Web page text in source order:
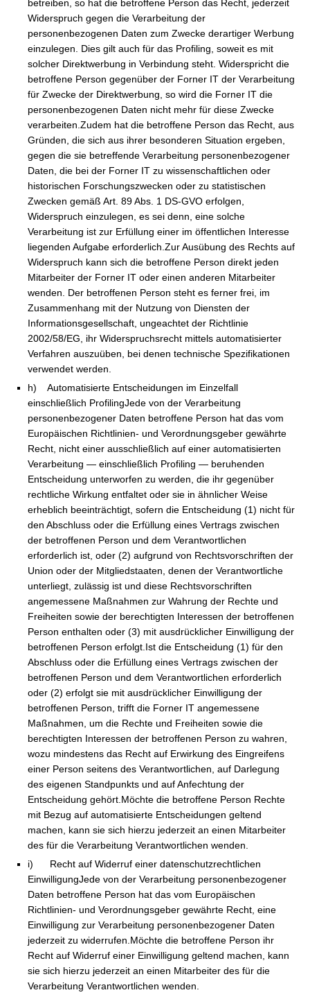
betreiben, so hat die betroffene Person das Recht, jederzeit
Widerspruch gegen die Verarbeitung der
personenbezogenen Daten zum Zwecke derartiger Werbung
einzulegen. Dies gilt auch für das Profiling, soweit es mit
solcher Direktwerbung in Verbindung steht. Widerspricht die
betroffene Person gegenüber der Forner IT der Verarbeitung
für Zwecke der Direktwerbung, so wird die Forner IT die
personenbezogenen Daten nicht mehr für diese Zwecke
verarbeiten.Zudem hat die betroffene Person das Recht, aus
Gründen, die sich aus ihrer besonderen Situation ergeben,
gegen die sie betreffende Verarbeitung personenbezogener
Daten, die bei der Forner IT zu wissenschaftlichen oder
historischen Forschungszwecken oder zu statistischen
Zwecken gemäß Art. 89 Abs. 1 DS-GVO erfolgen,
Widerspruch einzulegen, es sei denn, eine solche
Verarbeitung ist zur Erfüllung einer im öffentlichen Interesse
liegenden Aufgabe erforderlich.Zur Ausübung des Rechts auf
Widerspruch kann sich die betroffene Person direkt jeden
Mitarbeiter der Forner IT oder einen anderen Mitarbeiter
wenden. Der betroffenen Person steht es ferner frei, im
Zusammenhang mit der Nutzung von Diensten der
Informationsgesellschaft, ungeachtet der Richtlinie
2002/58/EG, ihr Widerspruchsrecht mittels automatisierter
Verfahren auszuüben, bei denen technische Spezifikationen
verwendet werden.
h) Automatisierte Entscheidungen im Einzelfall
einschließlich ProfilingJede von der Verarbeitung
personenbezogener Daten betroffene Person hat das vom
Europäischen Richtlinien- und Verordnungsgeber gewährte
Recht, nicht einer ausschließlich auf einer automatisierten
Verarbeitung — einschließlich Profiling — beruhenden
Entscheidung unterworfen zu werden, die ihr gegenüber
rechtliche Wirkung entfaltet oder sie in ähnlicher Weise
erheblich beeinträchtigt, sofern die Entscheidung (1) nicht für
den Abschluss oder die Erfüllung eines Vertrags zwischen
der betroffenen Person und dem Verantwortlichen
erforderlich ist, oder (2) aufgrund von Rechtsvorschriften der
Union oder der Mitgliedstaaten, denen der Verantwortliche
unterliegt, zulässig ist und diese Rechtsvorschriften
angemessene Maßnahmen zur Wahrung der Rechte und
Freiheiten sowie der berechtigten Interessen der betroffenen
Person enthalten oder (3) mit ausdrücklicher Einwilligung der
betroffenen Person erfolgt.Ist die Entscheidung (1) für den
Abschluss oder die Erfüllung eines Vertrags zwischen der
betroffenen Person und dem Verantwortlichen erforderlich
oder (2) erfolgt sie mit ausdrücklicher Einwilligung der
betroffenen Person, trifft die Forner IT angemessene
Maßnahmen, um die Rechte und Freiheiten sowie die
berechtigten Interessen der betroffenen Person zu wahren,
wozu mindestens das Recht auf Erwirkung des Eingreifens
einer Person seitens des Verantwortlichen, auf Darlegung
des eigenen Standpunkts und auf Anfechtung der
Entscheidung gehört.Möchte die betroffene Person Rechte
mit Bezug auf automatisierte Entscheidungen geltend
machen, kann sie sich hierzu jederzeit an einen Mitarbeiter
des für die Verarbeitung Verantwortlichen wenden.
i) Recht auf Widerruf einer datenschutzrechtlichen
EinwilligungJede von der Verarbeitung personenbezogener
Daten betroffene Person hat das vom Europäischen
Richtlinien- und Verordnungsgeber gewährte Recht, eine
Einwilligung zur Verarbeitung personenbezogener Daten
jederzeit zu widerrufen.Möchte die betroffene Person ihr
Recht auf Widerruf einer Einwilligung geltend machen, kann
sie sich hierzu jederzeit an einen Mitarbeiter des für die
Verarbeitung Verantwortlichen wenden.